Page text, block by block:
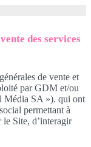
des services
de vente et
par GDM et/ou
Média SA »). qui ont
permettant à
le Site, d’interagir